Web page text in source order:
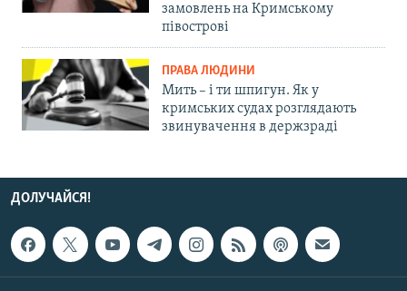
замовлень на Кримському
півострові
ПРАВА ЛЮДИНИ
Мить – і ти шпигун. Як у
кримських судах розглядають
звинувачення в держзраді
ДОЛУЧАЙСЯ!